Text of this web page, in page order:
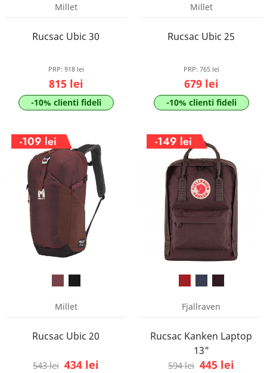
Millet
Rucsac Ubic 30
PRP: 918 lei
815 lei
-10% clienti fideli
Millet
Rucsac Ubic 25
PRP: 765 lei
679 lei
-10% clienti fideli
-109 lei
Millet
Rucsac Ubic 20
543 lei 434 lei
-149 lei
Fjallraven
Rucsac Kanken Laptop
13"
594 lei 445 lei